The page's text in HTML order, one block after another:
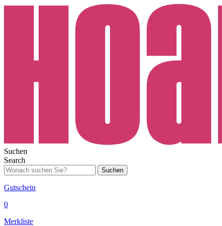
Suchen
Search
Suchen
Gutschein
0
Merkliste